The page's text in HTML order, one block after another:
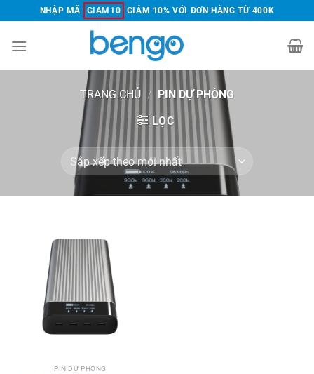
đến
nội
NHẬP MÃ GIAM10 GIẢM 10% VỚI ĐƠN HÀNG TỪ 400K
TRANG CHỦ / PIN DỰ PHÒNG
LỌC
PIN DỰ PHÒNG